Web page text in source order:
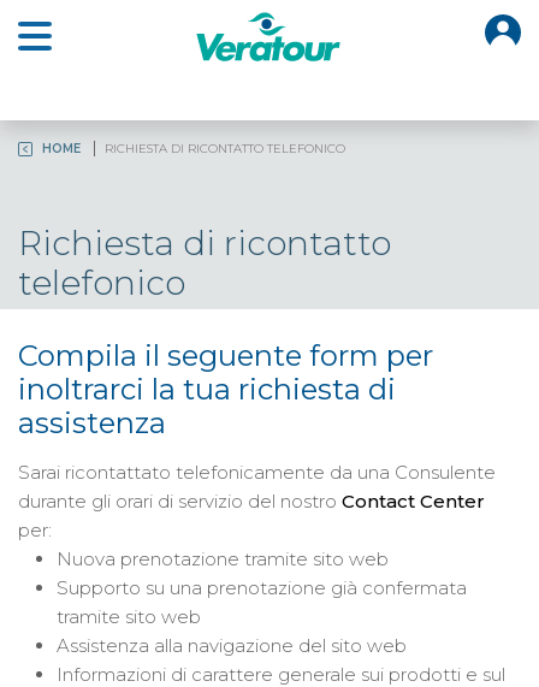
HOME RICHIESTA DI RICONTATTO TELEFONICO
Richiesta di ricontatto
telefonico
Compila il seguente form per
inoltrarci la tua richiesta di
assistenza
Sarai ricontattato telefonicamente da una Consulente
durante gli orari di servizio del nostro Contact Center
per:
Nuova prenotazione tramite sito web
Supporto su una prenotazione già confermata
tramite sito web
Assistenza alla navigazione del sito web
Informazioni di carattere generale sui prodotti e sul